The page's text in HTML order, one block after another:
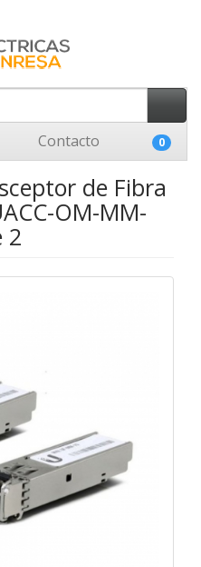
Contacto 0
de Fibra
OM-MM-
2